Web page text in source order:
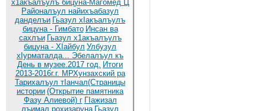
х1акъалъулъ бицуна-Магомед Ц
Районалъул найихъабазул
данделъи Гьазул хIакъалъулъ
бицуна - Гимбато Инсан ва
сахлъи Гьазул х1акъалъулъ
бицуна - ХIайбул Улбузул
хIурматалда... Эбелалъул къ
День в музее.2017 год. Итоги
2013-2016г.г. МРХунзахский ра
Тарихалъул тIанчал(Страницы
истории (Открытие памятника
Фазу Алиевой) г ГIажизал
лъимал рохизаруна Гьазул